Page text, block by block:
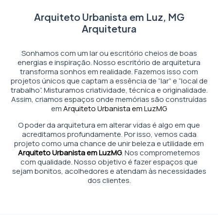
Arquiteto Urbanista em Luz, MG
Arquitetura
Sonhamos com um lar ou escritório cheios de boas
energias e inspiração. Nosso escritório de arquitetura
transforma sonhos em realidade. Fazemos isso com
projetos únicos que captam a essência de “lar” e “local de
trabalho”. Misturamos criatividade, técnica e originalidade.
Assim, criamos espaços onde memórias são construídas
emArquiteto Urbanista em LuzMG
O poder da arquitetura em alterar vidas é algo em que
acreditamos profundamente. Por isso, vemos cada
projeto como uma chance de unir beleza e utilidade em
Arquiteto Urbanista em LuzMG. Nos comprometemos
com qualidade. Nosso objetivo é fazer espaços que
sejam bonitos, acolhedores e atendam às necessidades
dos clientes.